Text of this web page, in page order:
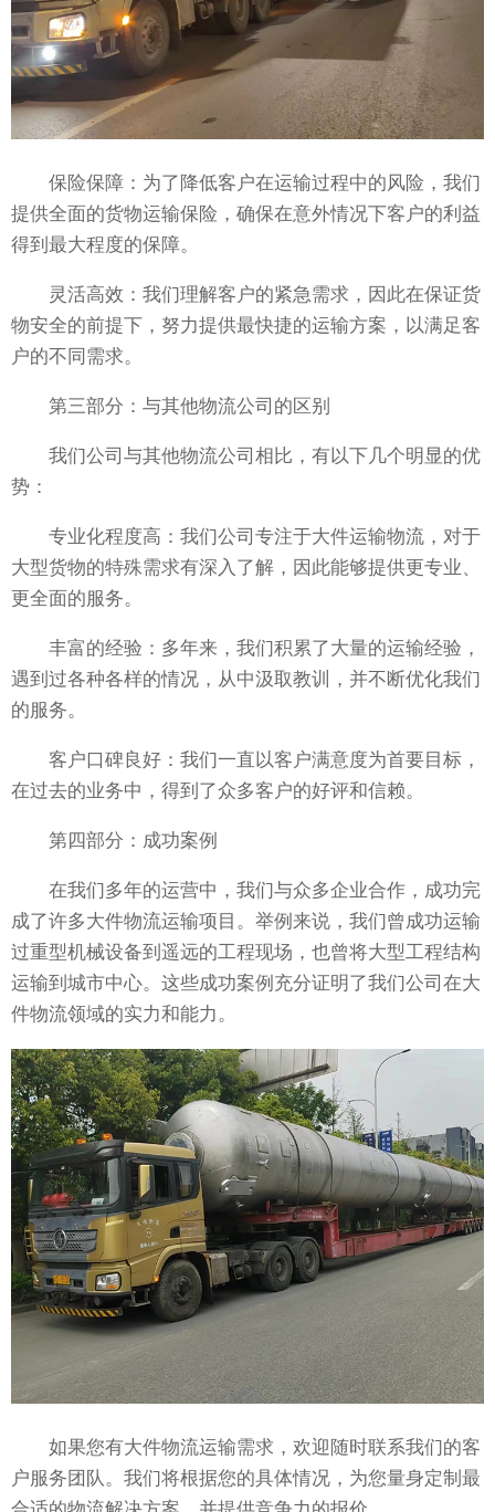
保险保障：为了降低客户在运输过程中的风险，我们
提供全面的货物运输保险，确保在意外情况下客户的利益
得到最大程度的保障。
灵活高效：我们理解客户的紧急需求，因此在保证货
物安全的前提下，努力提供最快捷的运输方案，以满足客
户的不同需求。
第三部分：与其他物流公司的区别
我们公司与其他物流公司相比，有以下几个明显的优
势：
专业化程度高：我们公司专注于大件运输物流，对于
大型货物的特殊需求有深入了解，因此能够提供更专业、
更全面的服务。
丰富的经验：多年来，我们积累了大量的运输经验，
遇到过各种各样的情况，从中汲取教训，并不断优化我们
的服务。
客户口碑良好：我们一直以客户满意度为首要目标，
在过去的业务中，得到了众多客户的好评和信赖。
第四部分：成功案例
在我们多年的运营中，我们与众多企业合作，成功完
成了许多大件物流运输项目。举例来说，我们曾成功运输
过重型机械设备到遥远的工程现场，也曾将大型工程结构
运输到城市中心。这些成功案例充分证明了我们公司在大
件物流领域的实力和能力。
如果您有大件物流运输需求，欢迎随时联系我们的客
户服务团队。我们将根据您的具体情况，为您量身定制最